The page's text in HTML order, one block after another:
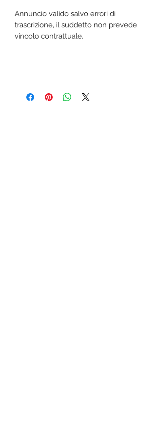
Annuncio valido salvo errori di
trascrizione, il suddetto non prevede
vincolo contrattuale.